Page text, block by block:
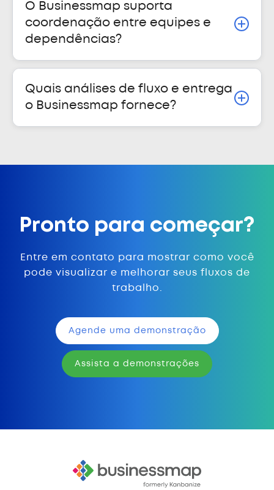
O Businessmap suporta
coordenação entre equipes e
dependências?
Quais análises de fluxo e entrega
o Businessmap fornece?
Pronto para começar?
Entre em contato para mostrar como você
pode visualizar e melhorar seus fluxos de
trabalho.
Agende uma demonstração
Assista a demonstrações